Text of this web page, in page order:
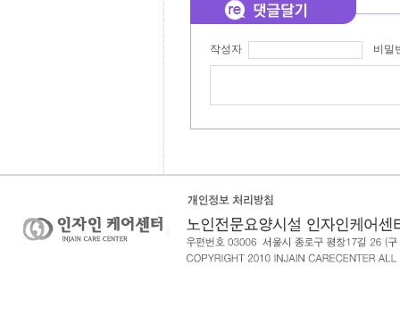
작성자 비밀